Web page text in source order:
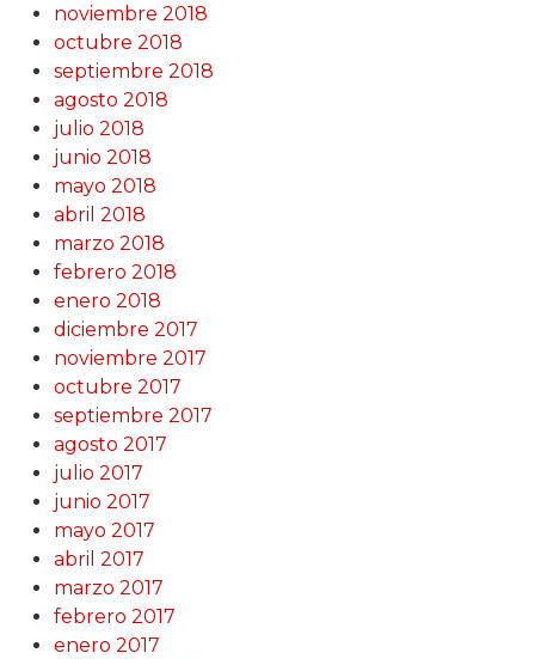
noviembre 2018
octubre 2018
septiembre 2018
agosto 2018
julio 2018
junio 2018
mayo 2018
abril 2018
marzo 2018
febrero 2018
enero 2018
diciembre 2017
noviembre 2017
octubre 2017
septiembre 2017
agosto 2017
julio 2017
junio 2017
mayo 2017
abril 2017
marzo 2017
febrero 2017
enero 2017